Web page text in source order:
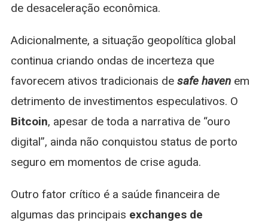
de desaceleração econômica.
Adicionalmente, a situação geopolítica global
continua criando ondas de incerteza que
favorecem ativos tradicionais de safe havenem
detrimento de investimentos especulativos. O
Bitcoin, apesar de toda a narrativa de “ouro
digital”, ainda não conquistou status de porto
seguro em momentos de crise aguda.
Outro fator crítico é a saúde financeira de
algumas das principais exchanges de